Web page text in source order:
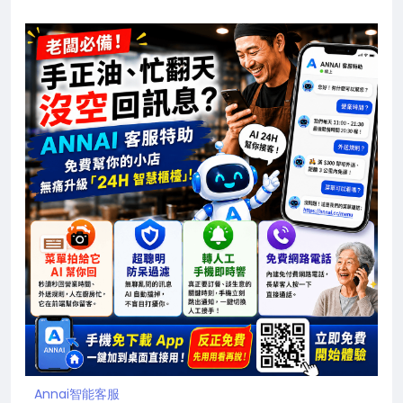
Annai智能客服